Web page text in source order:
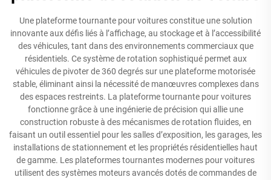
Une plateforme tournante pour voitures constitue une solution
innovante aux défis liés à l’affichage, au stockage et à l’accessibilité
des véhicules, tant dans des environnements commerciaux que
résidentiels. Ce système de rotation sophistiqué permet aux
véhicules de pivoter de 360 degrés sur une plateforme motorisée
stable, éliminant ainsi la nécessité de manœuvres complexes dans
des espaces restreints. La plateforme tournante pour voitures
fonctionne grâce à une ingénierie de précision qui allie une
construction robuste à des mécanismes de rotation fluides, en
faisant un outil essentiel pour les salles d’exposition, les garages, les
installations de stationnement et les propriétés résidentielles haut
de gamme. Les plateformes tournantes modernes pour voitures
utilisent des systèmes moteurs avancés dotés de commandes de